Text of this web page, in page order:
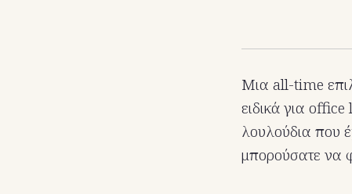
Μια all-time
ειδικά για
λουλούδια που
μπορούσατε να